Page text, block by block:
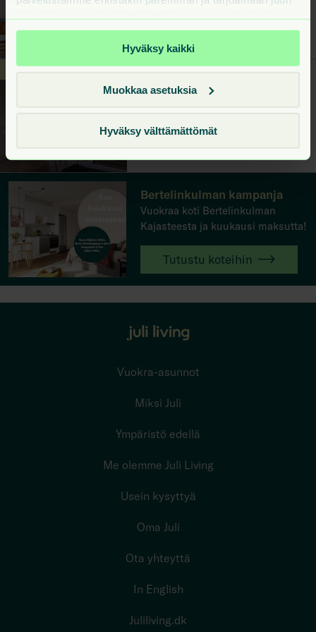
milloin tahansa sivuston alareunan Evästeet-linkistä.
Hyväksy kaikki
Muokkaa asetuksia
Hyväksy välttämättömät
1h+kt+ransk
Asu 1,5kk ilmaiseksi!
27m²
Kirstinpuisto, Turku
Vapautuu 1.10.2026
Bertelinkulman kampanja
Vuokraa koti Bertelinkulman
Kajasteesta ja kuukausi maksutta!
Tutustu koteihin
Vuokra-asunnot
Miksi Juli
Ympäristö edellä
Me olemme Juli Living
Usein kysyttyä
Oma Juli
Ota yhteyttä
In English
Juliliving.dk